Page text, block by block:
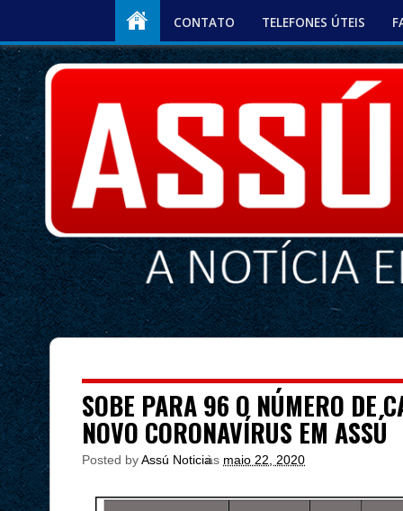
CONTATO TELEFONES ÚTEIS
SOBE PARA 96 O NÚMERO DE
NOVO CORONAVÍRUS EM ASSÚ
Posted byAssú Noticia
às maio 22, 2020